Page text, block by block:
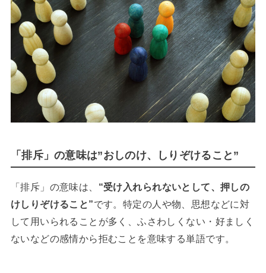
「排斥」の意味は”おしのけ、しりぞけること”
「排斥」の意味は、 “受け入れられないとして、押しの
けしりぞけること”です。特定の人や物、思想などに対
して用いられることが多く、ふさわしくない・好ましく
ないなどの感情から拒むことを意味する単語です。